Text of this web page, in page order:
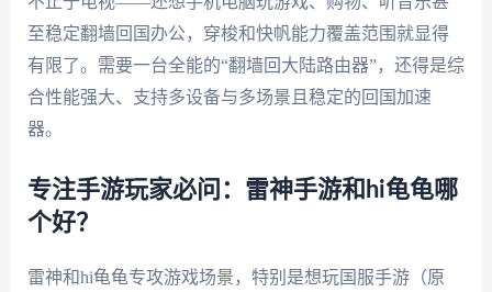
至稳定翻墙回国办公，穿梭和快帆能力覆盖范围就显得
有限了。需要一台全能的“翻墙回大陆路由器”，还得是综
合性能强大、支持多设备与多场景且稳定的回国加速
器。
专注手游玩家必问：雷神手游和hi龟龟哪
个好？
雷神和hi龟龟专攻游戏场景，特别是想玩国服手游（原